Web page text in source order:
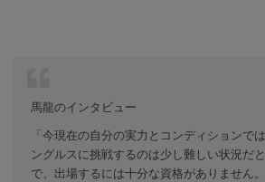
馬龍のインタビュー
「今現在の自分の実力とコンディションで
ングルスに挑戦するのは少し難しい状況だ
で、出場するには十分な資格がありません。